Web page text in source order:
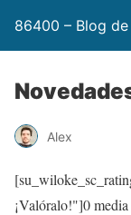
86400 – Blog
Alex
¡Valóralo!"]0media